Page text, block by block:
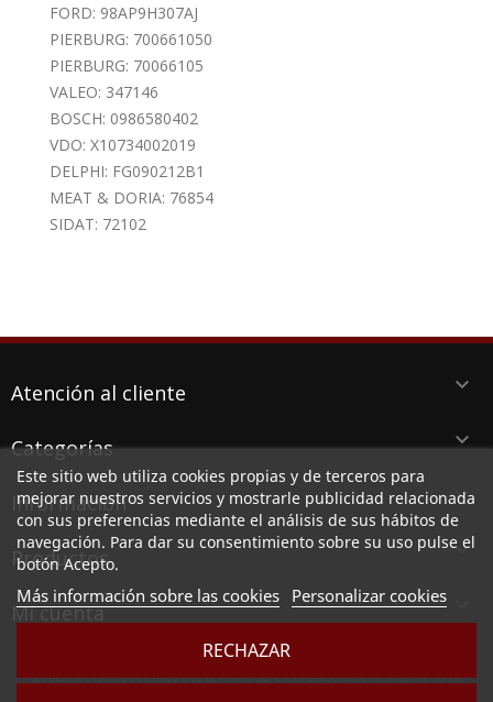
FORD: 98AP9H307AJ
PIERBURG: 700661050
PIERBURG: 70066105
VALEO: 347146
BOSCH: 0986580402
VDO: X10734002019
DELPHI: FG090212B1
MEAT & DORIA: 76854
SIDAT: 72102
Atención al cliente keyboard_arrow_down
Categorías keyboard_arrow_down
Información keyboard_arrow_down
Productos keyboard_arrow_down
Mi cuenta
Este sitio web utiliza cookies propias y de terceros para
mejorar nuestros servicios y mostrarle publicidad relacionada
con sus preferencias mediante el análisis de sus hábitos de
navegación. Para dar su consentimiento sobre su uso pulse el
botón Acepto.
Más información sobre las cookies Personalizar cookies
RECHAZAR
LUBESPA DISTRIBUCIONES DEL LEVANTE SL, CIF B73789513, Ctra. Alicante 38 PI